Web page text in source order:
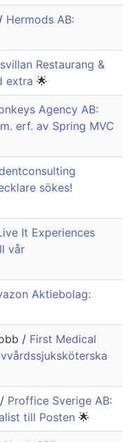
Hermods AB:
Restaurang &
extra 🌟
Agency AB:
erf. av Spring MVC
sökes!
It Experiences
vår
Aktiebolag:
/ First Medical
Proffice Sverige AB:
till Posten 🌟